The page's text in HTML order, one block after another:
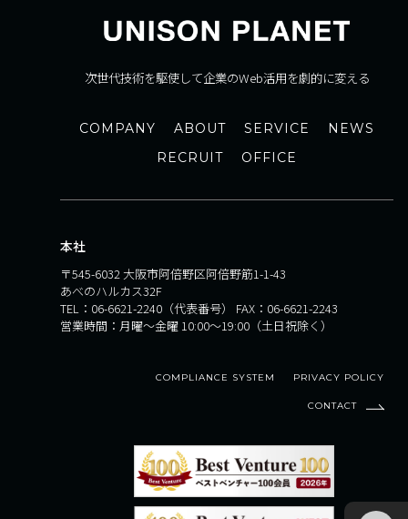
次世代技術を駆使して企業のWeb活用を劇的に変える
COMPANY ABOUT SERVICE
NEWS
RECRUIT
OFFICE
本社
〒545-6032 大阪市阿倍野区阿倍野筋1-1-43
あべのハルカス32F
TEL： 06-6621-2240（代表番号） FAX：06-6621-2243
営業時間：月曜～金曜 10:00～19:00（土日祝除く）
COMPLIANCE SYSTEM PRIVACY POLICY
CONTACT